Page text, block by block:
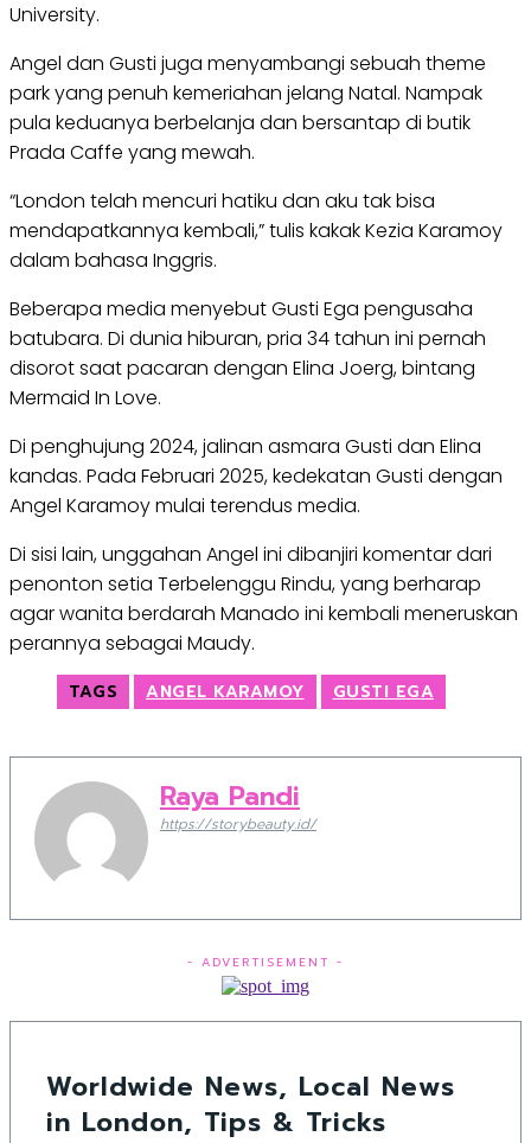
University.
Angel dan Gusti juga menyambangi sebuah theme
park yang penuh kemeriahan jelang Natal. Nampak
pula keduanya berbelanja dan bersantap di butik
Prada Caffe yang mewah.
“London telah mencuri hatiku dan aku tak bisa
mendapatkannya kembali,” tulis kakak Kezia Karamoy
dalam bahasa Inggris.
Beberapa media menyebut Gusti Ega pengusaha
batubara. Di dunia hiburan, pria 34 tahun ini pernah
disorot saat pacaran dengan Elina Joerg, bintang
Mermaid In Love.
Di penghujung 2024, jalinan asmara Gusti dan Elina
kandas. Pada Februari 2025, kedekatan Gusti dengan
Angel Karamoy mulai terendus media.
Di sisi lain, unggahan Angel ini dibanjiri komentar dari
penonton setia Terbelenggu Rindu, yang berharap
agar wanita berdarah Manado ini kembali meneruskan
perannya sebagai Maudy.
TAGS ANGEL KARAMOY GUSTI EGA
Raya Pandi
https://storybeauty.id/
- ADVERTISEMENT -
Worldwide News, Local News
in London, Tips & Tricks